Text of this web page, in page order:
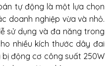
tự động là một lựa chọn
doanh nghiệp vừa và nhỏ.
sử dụng và đa năng trong
nhiều kích thước dây đai
bị động cơ công suất 250W